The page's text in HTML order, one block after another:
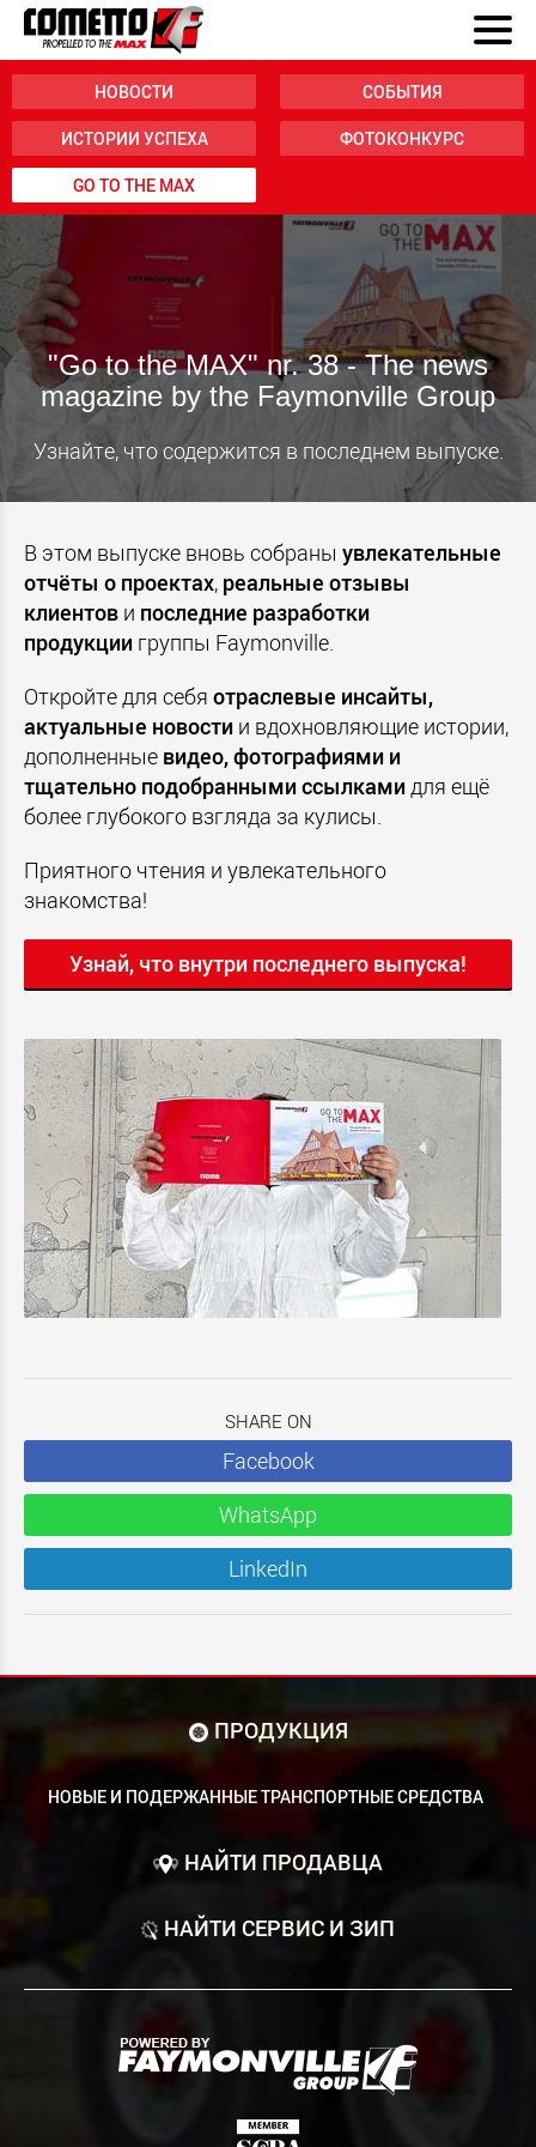
НОВОСТИ СОБЫТИЯ
ИСТОРИИ УСПЕХА ФОТОКОНКУРС
GO TO THE MAX
"Go to the MAX" nr. 38 - The news
magazine by the Faymonville Group
Узнайте, что содержится в последнем выпуске.
В этом выпуске вновь собраны увлекательные
отчёты о проектах, реальные отзывы
клиентов и последние разработки
продукции группы Faymonville.
Откройте для себя отраслевые инсайты,
актуальные новости и вдохновляющие истории,
дополненные видео, фотографиями и
тщательно подобранными ссылками для ещё
более глубокого взгляда за кулисы.
Приятного чтения и увлекательного
знакомства!
Узнай, что внутри последнего выпуска!
SHARE ON
Facebook
WhatsApp
LinkedIn
ПРОДУКЦИЯ
НОВЫЕ И ПОДЕРЖАННЫЕ ТРАНСПОРТНЫЕ СРЕДСТВА
НАЙТИ ПРОДАВЦА
НАЙТИ СЕРВИС И ЗИП